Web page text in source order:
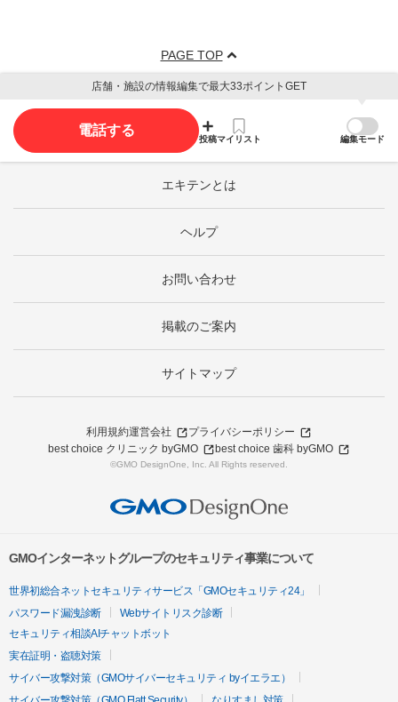
PAGE TOP
店舗・施設の情報編集で最大33ポイントGET
電話する
投稿マイリスト 編集モード
エキテンとは
ヘルプ
お問い合わせ
掲載のご案内
サイトマップ
利用規約運営会社
プライバシーポリシー
best choice クリニック byGMO
best choice 歯科 byGMO
©GMO DesignOne, Inc. All Rights reserved.
GMOインターネットグループのセキュリティ事業について
世界初総合ネットセキュリティサービス「GMOセキュリティ24」
パスワード漏洩診断
Webサイトリスク診断
セキュリティ相談AIチャットボット
実在証明・盗聴対策
サイバー攻撃対策（GMOサイバーセキュリティ byイエラエ）